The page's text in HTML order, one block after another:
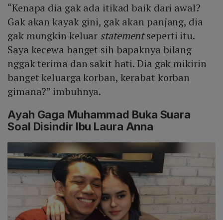
“Kenapa dia gak ada itikad baik dari awal?
Gak akan kayak gini, gak akan panjang, dia
gak mungkin keluar statementseperti itu.
Saya kecewa banget sih bapaknya bilang
nggak terima dan sakit hati. Dia gak mikirin
banget keluarga korban, kerabat korban
gimana?” imbuhnya.
Ayah Gaga Muhammad Buka Suara
Soal Disindir Ibu Laura Anna